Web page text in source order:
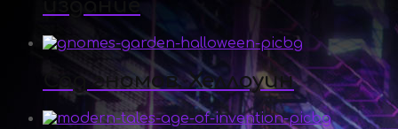
Сад гномов. Хеллоуин